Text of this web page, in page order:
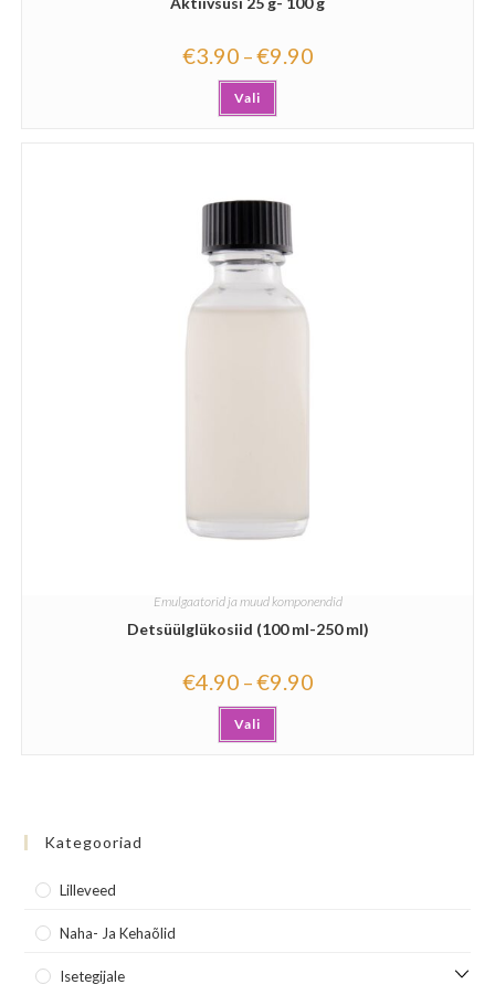
€3.90 –€9.90
Vali
Emulgaatorid ja muud komponendid
Detsüülglükosiid (100 ml-250 ml)
€4.90 –€9.90
Vali
Kategooriad
Lilleveed
Naha- Ja Kehaõlid
Isetegijale